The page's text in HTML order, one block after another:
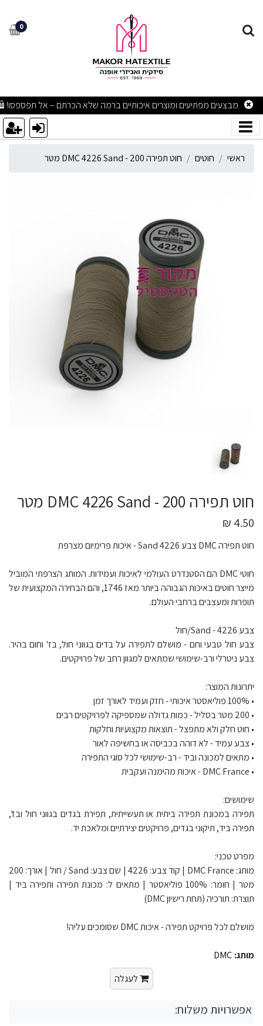
חוט תפירה DMC 4226 Sand - 200 מטר 0
מבצעים מפתיעים ומוצרים איכותיים ברמה שלא הכרתם – אל
ראשי חוטים חוט תפירה DMC 4226 Sand - 200 מטר
חוט תפירה DMC 4226 Sand - 200 מטר
4.50 ₪
חוט תפירה DMC צבע 4226 Sand - איכות פרימיום מצרפת
חוטי DMC הם הסטנדרט העולמי לאיכות ועמידות. המותג הצרפתי המוביל
מייצר חוטים באיכות הגבוהה ביותר מאז 1746, והם הבחירה המקצועית של
תופרות ומעצבים ברחבי העולם.
צבע 4226 - Sand/חול
צבע חול טבעי וחם - מושלם לתפירה על בדים בגווני חול, בז' וחום בהיר.
צבע ניטרלי ורב-שימושי שמתאים למגוון רחב של פרויקטים.
יתרונות המוצר:
• 100% פוליאסטר איכותי - חזק ועמיד לאורך זמן
• 200 מטר בסליל - כמות גדולה שמספיקה לפרויקטים רבים
• חוט חלק ולא מתפצל - תוצאות מקצועיות וחלקות
• צבע עמיד - לא דוהה בכביסה או בחשיפה לאור
• מתאים למכונה וביד - רב-שימושי לכל סוגי התפירה
• DMC France - איכות מהימנה ועקבית
שימושים:
תפירה במכונת תפירה ביתית או תעשייתית, תפירת בגדים בגווני חול ובז',
תפירה ביד, תיקוני בגדים, פרויקטים יצירתיים ומלאכת יד.
מפרט טכני:
מותג: DMC France | קוד צבע: 4226 | שם צבע: Sand / חול | אורך: 200
מטר | חומר: 100% פוליאסטר | מתאים ל: מכונת תפירה ותפירה ביד |
תוצרת: תורכיה (תחת רישיון DMC)
מושלם לכל פרויקט תפירה - איכות DMC שסומכים עליה!
מותג: DMC
לעגלה
אפשרויות משלוח: